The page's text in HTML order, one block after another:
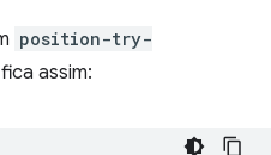
position-try-
assim: